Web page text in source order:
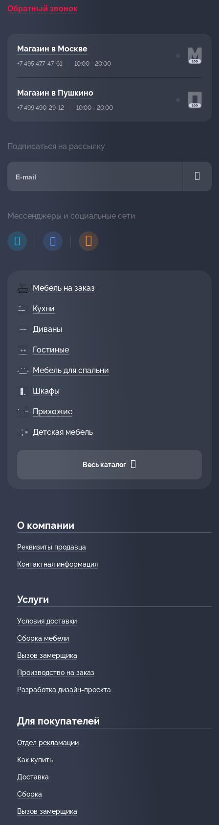
Мебель на заказ
Кухни
Диваны
Гостиные
Мебель для спальни
Шкафы
Прихожие
Детская мебель
Весь каталог
О компании
Реквизиты продавца
Контактная информация
Услуги
Условия доставки
Сборка мебели
Вызов замерщика
Производство на заказ
Разработка дизайн-проекта
Для покупателей
Отдел рекламации
Как купить
Доставка
Сборка
Вызов замерщика
Обратный звонок
Магазин в Москве
+7 495 477-47-61 10:00 - 20:00
Магазин в Пушкино
+7 499 490-29-12 10:00 - 20:00
Подписаться на рассылку
Мессенджеры и социальные сети